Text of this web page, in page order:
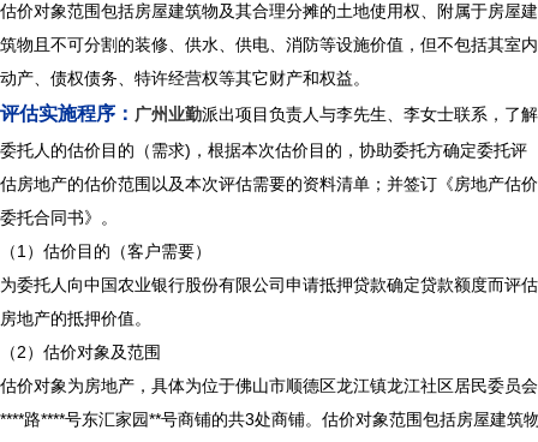
估价对象范围包括房屋建筑物及其合理分摊的土地使用权、附属于房屋建
筑物且不可分割的装修、供水、供电、消防等设施价值，但不包括其室内
动产、债权债务、特许经营权等其它财产和权益。
评估实施程序： 广州业勤派出项目负责人与李先生、李女士联系，了解
委托人的估价目的（需求)，根据本次估价目的，协助委托方确定委托评
估房地产的估价范围以及本次评估需要的资料清单；并签订《房地产估价
委托合同书》。
（1）估价目的（客户需要）
为委托人向中国农业银行股份有限公司申请抵押贷款确定贷款额度而评估
房地产的抵押价值。
（2）估价对象及范围
估价对象为房地产，具体为位于佛山市顺德区龙江镇龙江社区居民委员会
****路****号东汇家园**号商铺的共3处商铺。估价对象范围包括房屋建筑